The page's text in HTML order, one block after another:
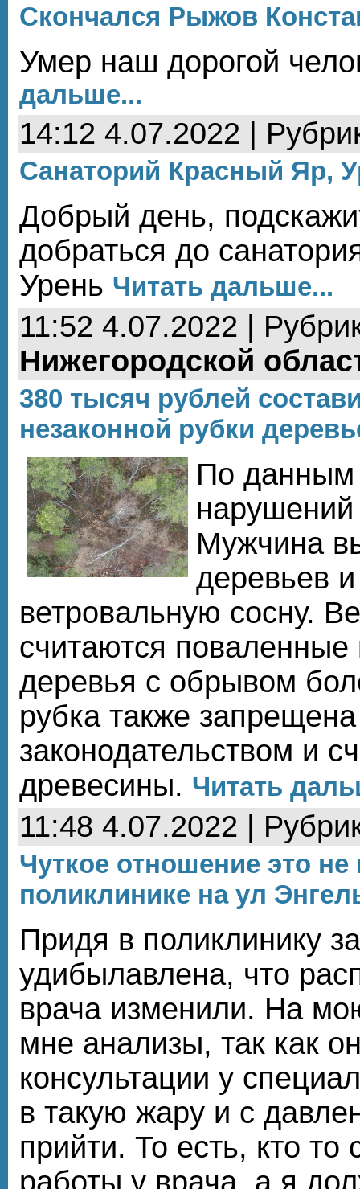
Скончался Рыжов
Умер наш дорогой
дальше...
14:12 4.07.2022 |
Санаторий Красный Яр,
Добрый день,
добраться до
Урень Читать дальше...
11:52 4.07.2022 |
Нижегородской
380 тысяч рублей
незаконной рубки
По данным
Мужчина
деревьев
ветровальную сосну.
считаются
деревья с обрывом
рубка также
законодательством и
древесины. Читать
11:48 4.07.2022 |
Чуткое отношение это не
поликлинике на ул
Придя в поликлинику
удибылавлена, что
врача изменили. На
мне анализы, так как
консультации у
в такую жару и с
прийти. То есть, кто
работы у врача, а я